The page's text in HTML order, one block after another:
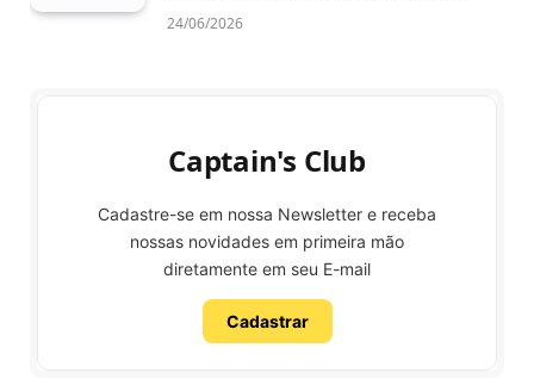
24/06/2026
Captain's Club
Cadastre-se em nossa Newsletter e receba
nossas novidades em primeira mão
diretamente em seu E-mail
Cadastrar